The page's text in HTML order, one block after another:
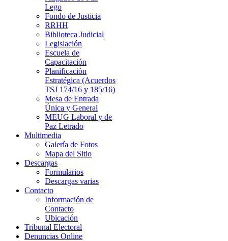
Lego
Fondo de Justicia
RRHH
Biblioteca Judicial
Legislación
Escuela de
Capacitación
Planificación
Estratégica (Acuerdos
TSJ 174/16 y 185/16)
Mesa de Entrada
Única y General
MEUG Laboral y de
Paz Letrado
Multimedia
Galería de Fotos
Mapa del Sitio
Descargas
Formularios
Descargas varias
Contacto
Información de
Contacto
Ubicación
Tribunal Electoral
Denuncias Online